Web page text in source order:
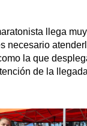
llega
necesario
la que
de la